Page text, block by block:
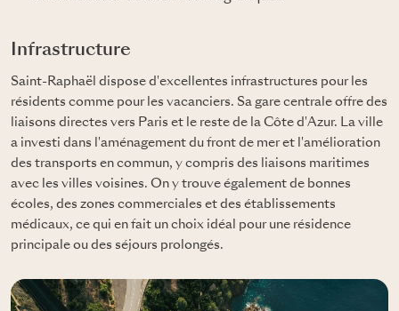
Infrastructure
Saint-Raphaël dispose d'excellentes infrastructures pour les
résidents comme pour les vacanciers. Sa gare centrale offre des
liaisons directes vers Paris et le reste de la Côte d'Azur. La ville
a investi dans l'aménagement du front de mer et l'amélioration
des transports en commun, y compris des liaisons maritimes
avec les villes voisines. On y trouve également de bonnes
écoles, des zones commerciales et des établissements
médicaux, ce qui en fait un choix idéal pour une résidence
principale ou des séjours prolongés.